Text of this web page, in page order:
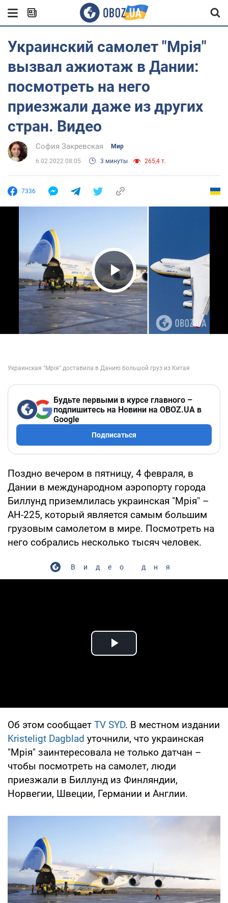
Украинский самолет "Мрія"
вызвал ажиотаж в Дании:
посмотреть на него
приезжали даже из других
стран. Видео
София Закревская Мир
6.02.2022 08:05 3 минуты 265,4 т.
7336
Play Video
Будьте первыми в курсе главного –
подпишитесь на Новини на OBOZ.UA в
Google
Подписаться
Поздно вечером в пятницу, 4 февраля, в
Дании в международном аэропорту города
Биллунд приземлилась украинская "Мрія" –
АН-225, который является самым большим
грузовым самолетом в мире. Посмотреть на
него собрались несколько тысяч человек.
Видео дня
Play Video
Об этом сообщает TV SYD. В местном издании
Kristeligt Dagblad уточнили, что украинская
"Мрія" заинтересовала не только датчан –
чтобы посмотреть на самолет, люди
приезжали в Биллунд из Финляндии,
Норвегии, Швеции, Германии и Англии.